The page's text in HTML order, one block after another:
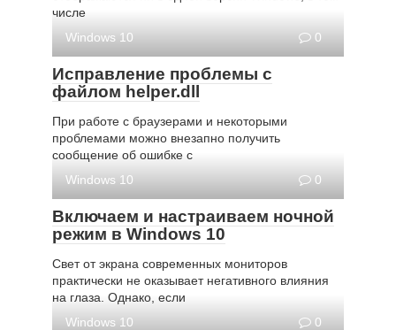
числе
Windows 10
0
Исправление проблемы с
файлом helper.dll
При работе с браузерами и некоторыми
проблемами можно внезапно получить
сообщение об ошибке с
Windows 10
0
Включаем и настраиваем ночной
режим в Windows 10
Свет от экрана современных мониторов
практически не оказывает негативного влияния
на глаза. Однако, если
Windows 10
0